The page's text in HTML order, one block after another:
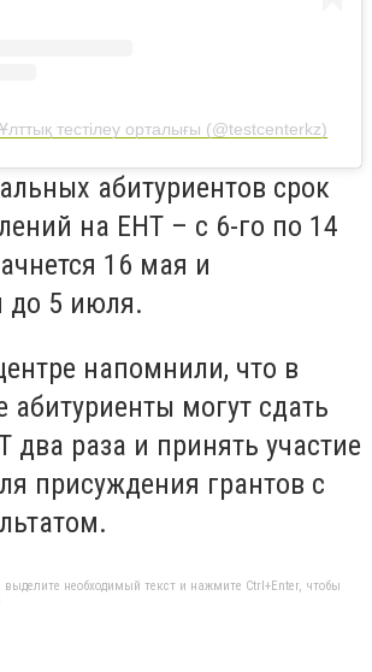
тестілеу орталығы (@testcenterkz)
абитуриентов срок
на ЕНТ – с 6-го по 14
16 мая и
до 5 июля.
напомнили, что в
абитуриенты могут сдать
два раза и принять участие
присуждения грантов с
необходимый текст и нажмите Ctrl+Enter, чтобы